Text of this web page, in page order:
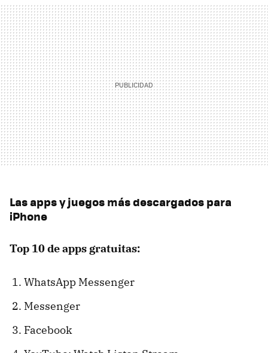
Las apps y juegos más descargados para
iPhone
Top 10 de apps gratuitas:
WhatsApp Messenger
Messenger
Facebook